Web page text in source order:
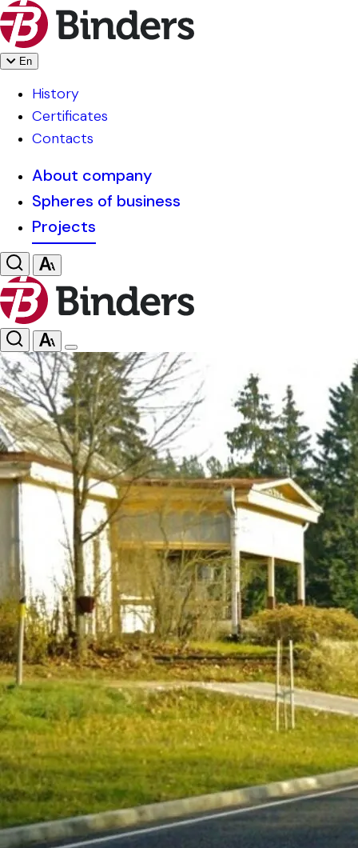
En
History
Certificates
Contacts
About company
Spheres of business
Projects